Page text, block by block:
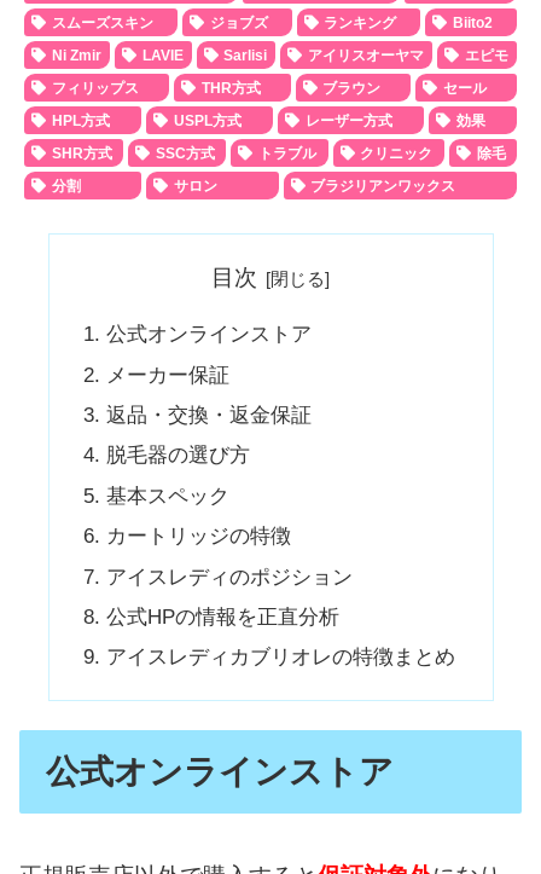
スムーズスキン
ジョブズ ランキング
Biito2
Ni Zmir
LAVIE Sarlisi アイリスオーヤマ
エピモ
フィリップス
THR方式 ブラウン
セール
HPL方式
USPL方式 レーザー方式
効果
SHR方式
SSC方式 トラブル クリニック
除毛
分割
サロン ブラジリアンワックス
目次
公式オンラインストア
メーカー保証
返品・交換・返金保証
脱毛器の選び方
基本スペック
カートリッジの特徴
アイスレディのポジション
公式HPの情報を正直分析
アイスレディカブリオレの特徴まとめ
公式オンラインストア